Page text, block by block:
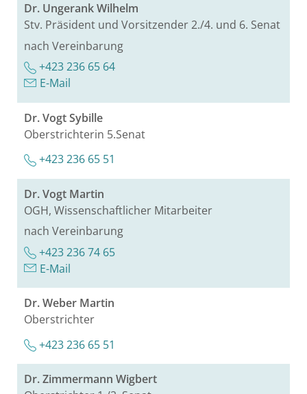
Dr. Un­ge­rank Wil­helm
Stv. Prä­si­dent und Vor­sit­zen­der 2./4. und 6. Senat
nach Ver­ein­ba­rung
+423 236 65 64
E-Mail
Dr. Vogt Sy­bil­le
Ober­strich­te­rin 5.​Senat
+423 236 65 51
Dr. Vogt Mar­tin
OGH, Wis­sen­schaft­li­cher Mit­ar­bei­ter
nach Ver­ein­ba­rung
+423 236 74 65
E-Mail
Dr. Weber Mar­tin
Ober­strich­ter
+423 236 65 51
Dr. Zim­mer­mann Wig­bert